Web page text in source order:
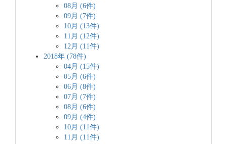
08月 (6件)
09月 (7件)
10月 (13件)
11月 (12件)
12月 (11件)
2018年 (78件)
04月 (15件)
05月 (6件)
06月 (8件)
07月 (7件)
08月 (6件)
09月 (4件)
10月 (11件)
11月 (11件)